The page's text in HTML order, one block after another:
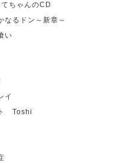
ちゃんのCD
るドン～新章～
い
イ
Toshi